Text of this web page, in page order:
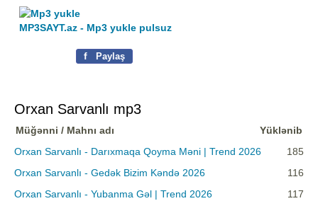
MP3SAYT.az - Mp3 yukle pulsuz
f Paylaş
Orxan Sarvanlı mp3
Müğənni / Mahnı adı
Yüklənib
Orxan Sarvanlı - Darıxmaqa Qoyma Məni | Trend 2026
185
Orxan Sarvanlı - Gedək Bizim Kəndə 2026
116
Orxan Sarvanlı - Yubanma Gəl | Trend 2026
117